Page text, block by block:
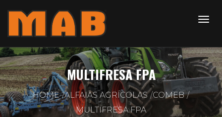
MULTIFRESA FPA
HOME ALFAIAS AGRÍCOLAS COMEB
MULTIFRESA FPA